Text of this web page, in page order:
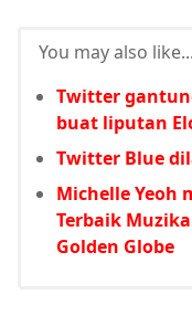
You may also like...
Twitter
buat liputan
Twitter Blue
Michelle Yeoh
Terbaik
Golden Globe